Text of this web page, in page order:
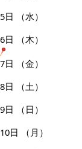
5日
（水）
6日
（木）
7日
（金）
8日
（土）
9日
（日）
10日
（月）